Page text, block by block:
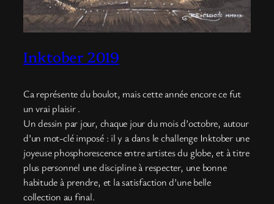
Inktober 2019
Ca représente du boulot, mais cette année encore ce fut
un vrai plaisir .
Un dessin par jour, chaque jour du mois d’octobre, autour
d’un mot-clé imposé : il y a dans le challenge Inktober une
joyeuse phosphorescence entre artistes du globe, et à titre
plus personnel une discipline à respecter, une bonne
habitude à prendre, et la satisfaction d’une belle
collection au final.